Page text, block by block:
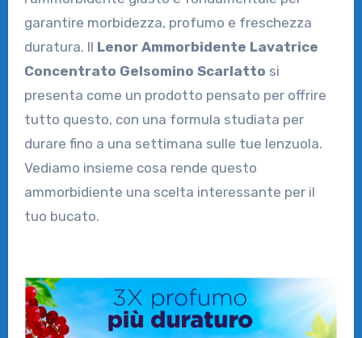
garantire morbidezza, profumo e freschezza
duratura. Il Lenor Ammorbidente Lavatrice
Concentrato Gelsomino Scarlatto si
presenta come un prodotto pensato per offrire
tutto questo, con una formula studiata per
durare fino a una settimana sulle tue lenzuola.
Vediamo insieme cosa rende questo
ammorbidiente una scelta interessante per il
tuo bucato.